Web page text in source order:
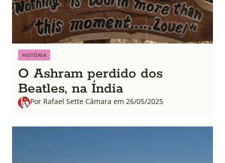
HISTÓRIA
O Ashram perdido dos
Beatles, na Índia
Por Rafael Sette Câmara em 26/05/2025